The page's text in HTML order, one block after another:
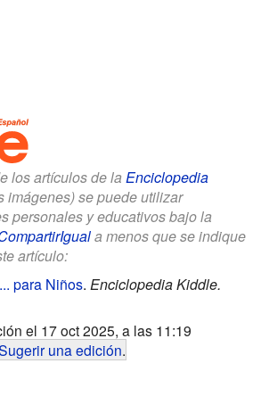
los artículos de la Enciclopedia
imágenes) se puede utilizar
personales y educativos bajo la
a menos que se indique
artículo:
para Niños. Enciclopedia Kiddle.
el 17 oct 2025, a las 11:19
una edición.